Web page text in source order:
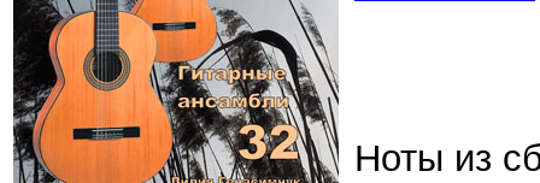
Ноты из